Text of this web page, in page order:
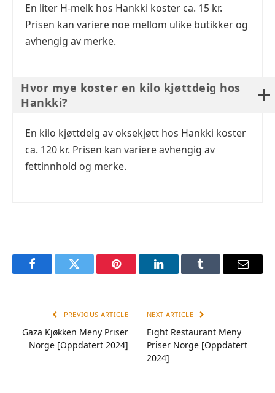
En liter H-melk hos Hankki koster ca. 15 kr.
Prisen kan variere noe mellom ulike butikker og
avhengig av merke.
Hvor mye koster en kilo kjøttdeig hos
Hankki?
En kilo kjøttdeig av oksekjøtt hos Hankki koster
ca. 120 kr. Prisen kan variere avhengig av
fettinnhold og merke.
FacebookTwitter Pinterest LinkedInTumblr Email
PREVIOUS ARTICLE
Gaza Kjøkken Meny Priser
Norge [Oppdatert 2024]
NEXT ARTICLE
Eight Restaurant Meny
Priser Norge [Oppdatert
2024]